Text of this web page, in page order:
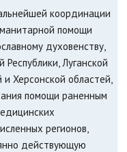
координации
помощи
духовенству,
Луганской
Херсонской областей,
помощи раненным
регионов,
действующую